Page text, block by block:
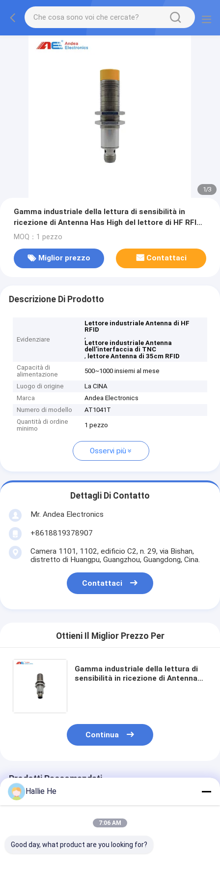
1/3
Gamma industriale della lettura di sensibilità in
ricezione di Antenna Has High del lettore di HF RFID
dell'interfaccia di TNC fino ad un massimo di 35cm
MOQ：1 pezzo
Miglior prezzo Contattaci
Descrizione Di Prodotto
Evidenziare
Lettore industriale Antenna di HF
RFID
,
Lettore industriale Antenna
dell'interfaccia di TNC
, lettore Antenna di 35cm RFID
Capacità di
alimentazione
500~1000 insiemi al mese
Luogo di origine
La CINA
Marca
Andea Electronics
Numero di modello
AT1041T
Quantità di ordine
minimo
1 pezzo
Osservi più
Dettagli Di Contatto
Mr. Andea Electronics
+8618819378907
Camera 1101, 1102, edificio C2, n. 29, via Bishan,
distretto di Huangpu, Guangzhou, Guangdong, Cina.
Contattaci
Ottieni Il Miglior Prezzo Per
Gamma industriale della lettura di
sensibilità in ricezione di Antenna
Continua
Prodotti Raccomandati
Hallie He
7:06 AM
Good day, what product are you looking for?